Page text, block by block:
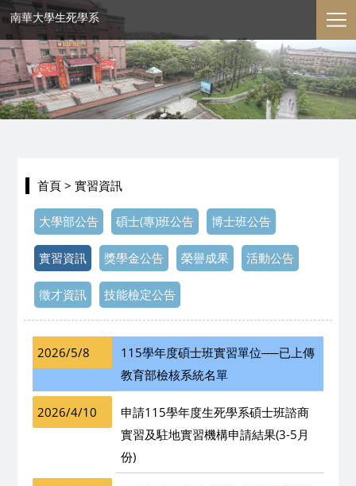
南華大學生死學系
首頁 > 實習資訊
大學部公告 碩士(專)班公告 博士班公告
實習資訊 獎學金公告 榮譽成果 活動公告
徵才資訊 技能檢定公告
2026/5/8
115學年度碩士班實習單位──已上傳
教育部檢核系統名單
2026/4/10
申請115學年度生死學系碩士班諮商
實習及駐地實習機構申請結果(3-5月
份)